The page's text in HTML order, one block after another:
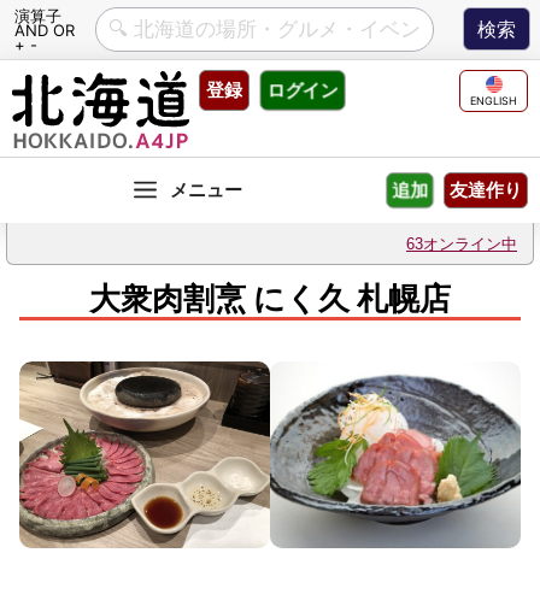
演算子
AND OR
+ -
Skip
content
登録 ログイン ENGLISH
友達作り
追加
63オンライン中
大衆肉割烹 にく久 札幌店